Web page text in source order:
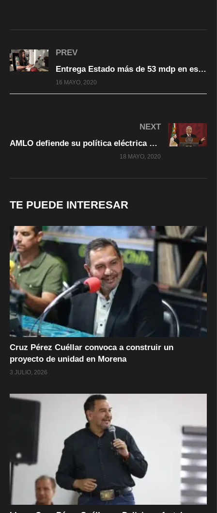
PREV
Entrega Estado más de 53 mdp en estímulos económicos para 986 docentes por sus años de servicio en Educación Básica
16 MAYO, 2020
NEXT
AMLO defiende su política eléctrica y acusa conspiración y saqueo de trasnacionales
18 MAYO, 2020
TE PUEDE INTERESAR
Cruz Pérez Cuéllar convoca a construir un
proyecto de unidad en Morena
3 JULIO, 2026